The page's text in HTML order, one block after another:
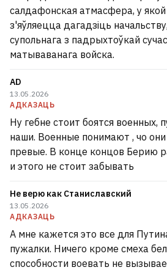
салдафонская атмасфера, у
з'яўляецца дагадзіць
супольнага з падрыхтоўкай
матываванага войска.
AD
13.05.2026
АДКАЗАЦЬ
Ну гебне стоит боятся военных,
наши. Военные понимают , чо
превые. В конце концов Берию
и этого не стоит забывать
Не верю как Станиславский
13.05.2026
АДКАЗАЦЬ
А мне кажется это все для
пужалки. Ничего кроме смеха
способности воевать не